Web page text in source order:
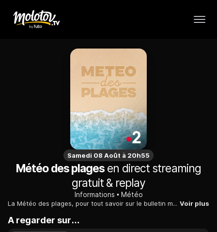
Samedi 08 Août à 20h55
Météo des plages en direct streaming
gratuit & replay
Informations Météo
La Météo des plages, pour tout savoir sur le bulletin météo des plages du littoral français avec des informations précises et exactes sur la température de l'eau et la qualité de l'ensoleillement. Voir plus
A regarder sur…